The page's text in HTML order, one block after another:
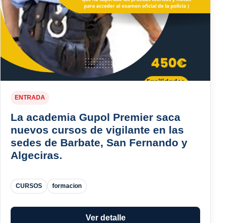
ENTRADA
La academia Gupol Premier saca
nuevos cursos de vigilante en las
sedes de Barbate, San Fernando y
Algeciras.
CURSOS formacion
Ver detalle